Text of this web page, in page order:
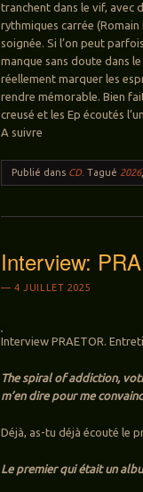
tranchent dans le vif, avec
rythmiques carrée
soignée. Si l’on peut
manque sans doute dans
réellement marquer les
rendre mémorable. Bien
creusé et les Ep écoutés
A suivre
Publié dans CD.Tagué 2026,
Interview:
4 JUILLET 2025
Interview PRAETOR.
The spiral of addiction,
m’en dire pour me
Déjà, as-tu déjà écouté le
Le premier qui était un